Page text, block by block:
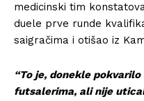
medicinski tim
duele prve runde
saigračima i otišao iz
“To je, donekle
futsalerima, ali nije